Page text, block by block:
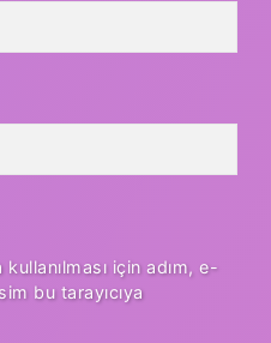
için adım, e-
bu tarayıcıya